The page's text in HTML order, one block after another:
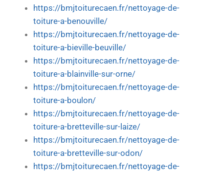
https://bmjtoiturecaen.fr/nettoyage-de-
toiture-a-benouville/
https://bmjtoiturecaen.fr/nettoyage-de-
toiture-a-bieville-beuville/
https://bmjtoiturecaen.fr/nettoyage-de-
toiture-a-blainville-sur-orne/
https://bmjtoiturecaen.fr/nettoyage-de-
toiture-a-boulon/
https://bmjtoiturecaen.fr/nettoyage-de-
toiture-a-bretteville-sur-laize/
https://bmjtoiturecaen.fr/nettoyage-de-
toiture-a-bretteville-sur-odon/
https://bmjtoiturecaen.fr/nettoyage-de-